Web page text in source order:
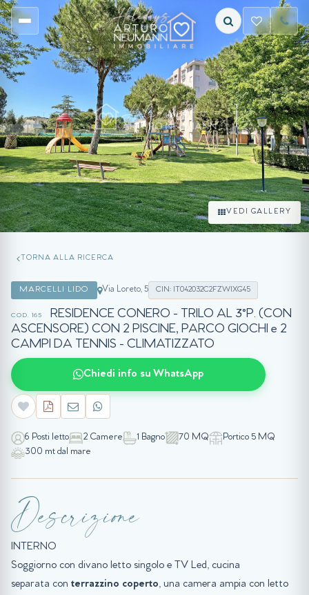
VEDI GALLERY
TORNA ALLA RICERCA
MARCELLI LIDO Via Loreto, 5 CIN: IT042032C2FZWIXG45
COD. 165
RESIDENCE CONERO - TRILO AL 3°P. (CON
ASCENSORE) CON 2 PISCINE, PARCO GIOCHI e 2
CAMPI DA TENNIS - CLIMATIZZATO
Chiedi info su WhatsApp
6 Posti letto 2 Camere 1 Bagno 70 MQ
Portico 5 MQ
300 mt dal mare
Descrizione
INTERNO
Soggiorno con divano letto singolo e TV Led, cucina
separata con terrazzino coperto, una camera ampia con letto